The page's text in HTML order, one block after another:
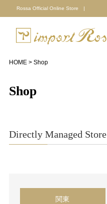
Rossa Official Online Store |
HOME Shop
Shop
Directly Managed Store
関東